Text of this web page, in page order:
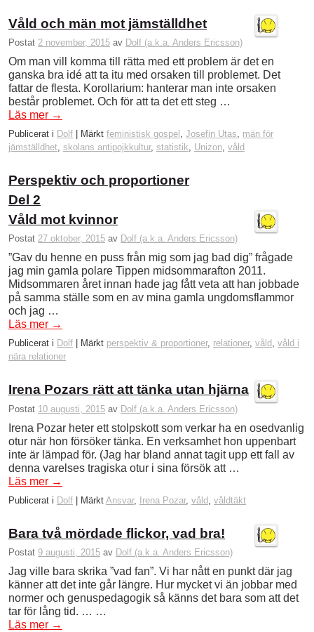
Våld och män mot jämställdhet
Postat 2 november, 2015 av Dolf (a.k.a. Anders Ericsson)
Om man vill komma till rätta med ett problem är det en
ganska bra idé att ta itu med orsaken till problemet. Det
fattar de flesta. Korollarium: hanterar man inte orsaken
består problemet. Och för att ta det ett steg …
Läs mer →
Publicerat i Dolf Märkt feministisk gospel Josefin Utas
män för
jämställdhet skolans antipojkkultur, statistik Unizon våld
Perspektiv och proportioner
Del 2
Våld mot kvinnor
Postat 27 oktober, 2015 av Dolf (a.k.a. Anders Ericsson)
”Gav du henne en puss från mig som jag bad dig” frågade
jag min gamla polare Tippen midsommarafton 2011.
Midsommaren året innan hade jag fått veta att han jobbade
på samma ställe som en av mina gamla ungdomsflammor
och jag …
Läs mer →
Publicerat i Dolf Märkt perspektiv & proportioner, relationer, våld , våld i
nära relationer
Irena Pozars rätt att tänka utan hjärna
Postat 10 augusti, 2015 av Dolf (a.k.a. Anders Ericsson)
Irena Pozar heter ett stolpskott som verkar ha en osedvanlig
otur när hon försöker tänka. En verksamhet hon uppenbart
inte är lämpad för. (Jag har bland annat tagit upp ett fall av
denna varelses tragiska otur i sina försök att …
Läs mer →
Publicerat i Dolf Märkt Ansvar, Irena Pozar, våld våldtäkt
Bara två mördade flickor, vad bra!
Postat 9 augusti, 2015 av Dolf (a.k.a. Anders Ericsson)
Jag ville bara skrika ”vad fan”. Vi har nått en punkt där jag
känner att det inte går längre. Hur mycket vi än jobbar med
normer och genuspedagogik så känns det bara som att det
tar för lång tid. … …
Läs mer →